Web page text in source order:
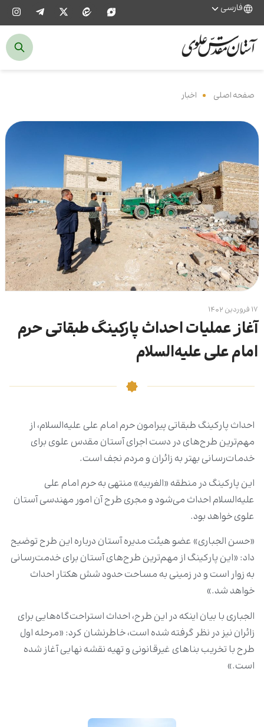
فارسی
صفحه اصلی اخبار
۱۷ فروردین ۱۴۰۲
آغاز عملیات احداث پارکینگ طبقاتی حرم
امام علی علیه‌السلام
احداث پارکینگ طبقاتی پیرامون حرم امام علی علیه‌السلام، از
مهم‌ترین طرح‌های در دست اجرای آستان مقدس علوی برای
خدمات‌رسانی بهتر به زائران و مردم نجف است.
این پارکینگ در منطقه «الغربیه» منتهی به حرم امام علی
علیه‌السلام احداث می‌شود و مجری طرح آن امور مهندسی آستان
علوی خواهد بود.
«حسن الجباری» عضو هیئت مدیره آستان درباره این طرح توضیح
داد: «این پارکینگ از مهم‌ترین طرح‌های آستان برای خدمت‌رسانی
به زوار است و در زمینی به مساحت حدود شش هکتار احداث
خواهد شد.»
الجباری با بیان اینکه در این طرح، احداث استراحت‌گاه‌هایی برای
زائران نیز در نظر گرفته شده است، خاطرنشان کرد: «مرحله اول
طرح با تخریب بناهای غیرقانونی و تهیه نقشه نهایی آغاز شده
است.»